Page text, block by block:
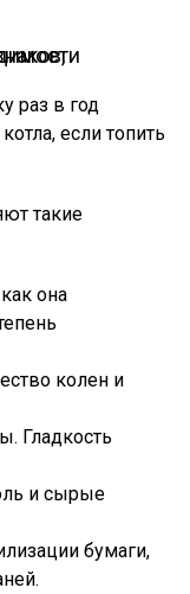
раз в год
если топить
такие
она
колен и
Гладкость
и сырые
бумаги,